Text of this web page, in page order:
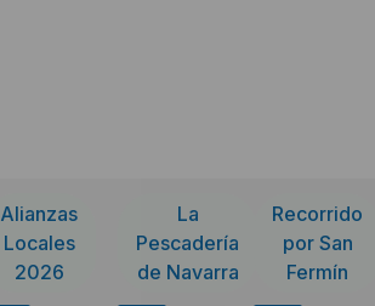
Alianzas
Locales
2026
La
Pescadería
de Navarra
Recorrido
por San
Fermín